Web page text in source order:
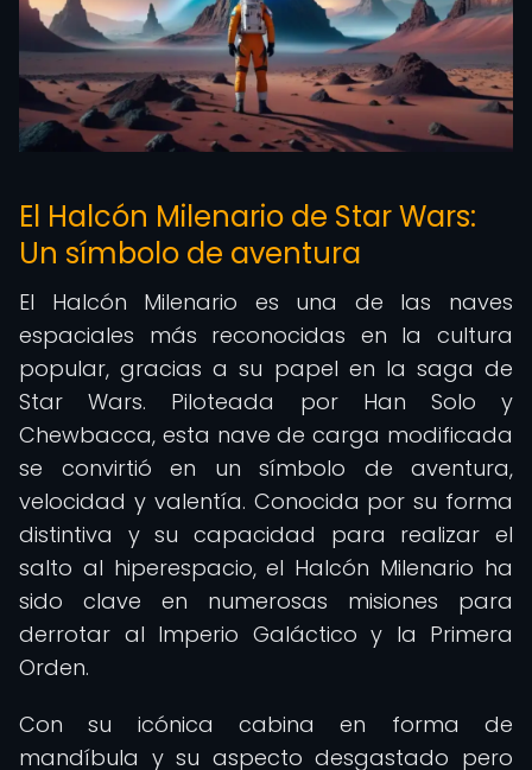
El Halcón Milenario de Star Wars:
Un símbolo de aventura
El Halcón Milenario es una de las naves
espaciales más reconocidas en la cultura
popular, gracias a su papel en la saga de
Star Wars. Piloteada por Han Solo y
Chewbacca, esta nave de carga modificada
se convirtió en un símbolo de aventura,
velocidad y valentía. Conocida por su forma
distintiva y su capacidad para realizar el
salto al hiperespacio, el Halcón Milenario ha
sido clave en numerosas misiones para
derrotar al Imperio Galáctico y la Primera
Orden.
Con su icónica cabina en forma de
mandíbula y su aspecto desgastado pero